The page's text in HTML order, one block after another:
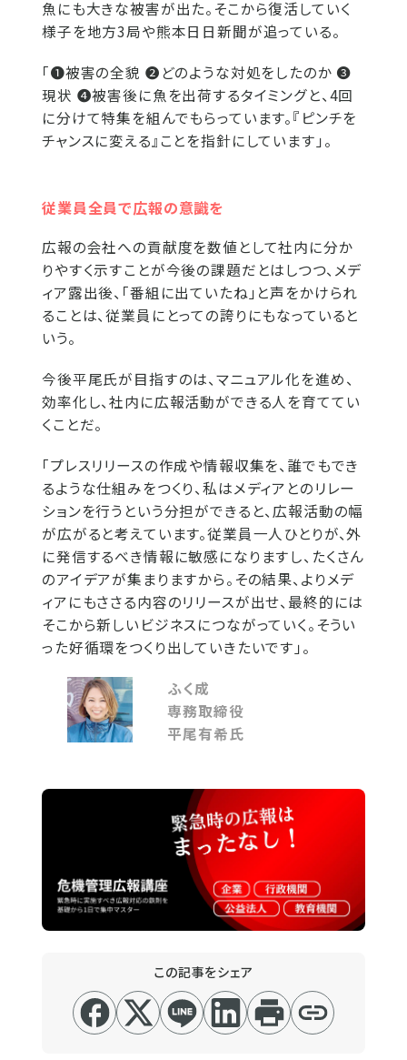
魚にも大きな被害が出た。そこから復活していく
様子を地方3局や熊本日日新聞が追っている。
「❶被害の全貌 ❷どのような対処をしたのか ❸
現状 ❹被害後に魚を出荷するタイミングと、4回
に分けて特集を組んでもらっています。『ピンチを
チャンスに変える』ことを指針にしています」。
従業員全員で広報の意識を
広報の会社への貢献度を数値として社内に分か
りやすく示すことが今後の課題だとはしつつ、メデ
ィア露出後、「番組に出ていたね」と声をかけられ
ることは、従業員にとっての誇りにもなっていると
いう。
今後平尾氏が目指すのは、マニュアル化を進め、
効率化し、社内に広報活動ができる人を育ててい
くことだ。
「プレスリリースの作成や情報収集を、誰でもでき
るような仕組みをつくり、私はメディアとのリレー
ションを行うという分担ができると、広報活動の幅
が広がると考えています。従業員一人ひとりが、外
に発信するべき情報に敏感になりますし、たくさん
のアイデアが集まりますから。その結果、よりメデ
ィアにもささる内容のリリースが出せ、最終的には
そこから新しいビジネスにつながっていく。そうい
った好循環をつくり出していきたいです」。
ふく成
専務取締役
平尾有希氏
この記事をシェア